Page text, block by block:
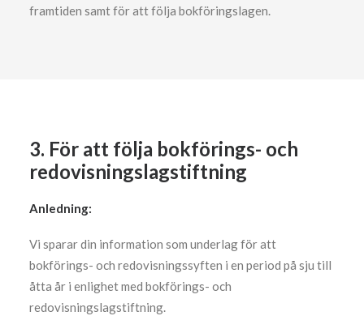
framtiden samt för att följa bokföringslagen.
3. För att följa bokförings- och
redovisningslagstiftning
Anledning:
Vi sparar din information som underlag för att
bokförings- och redovisningssyften i en period på sju till
åtta år i enlighet med bokförings- och
redovisningslagstiftning.